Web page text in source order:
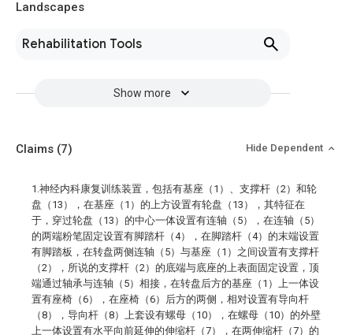
Landscapes
Rehabilitation Tools
Show more
Claims (7) Hide Dependent
1.神经内科康复训练装置，包括有基座（1）、支撑杆（2）和轮
盘（13），在基座（1）的上方设置有轮盘（13），其特征在
于，穿过轮盘（13）的中心一体设置有连轴（5），在连轴（5）
的两端粉笔固定设置有脚踏杆（4），在脚踏杆（4）的末端设置
有脚踏板，在转盘两侧连轴（5）与基座（1）之间设置有支撑杆
（2），所说的支撑杆（2）的底端与底座的上表面固定设置，顶
端通过轴承与连轴（5）相接，在转盘后方的基座（1）上一体设
置有座椅（6），在座椅（6）后方的两侧，相对设置有导向杆
（8），导向杆（8）上套设有螺母（10），在螺母（10）的外壁
上一体设置有水平向前延伸的伸缩杆（7），在两伸缩杆（7）的